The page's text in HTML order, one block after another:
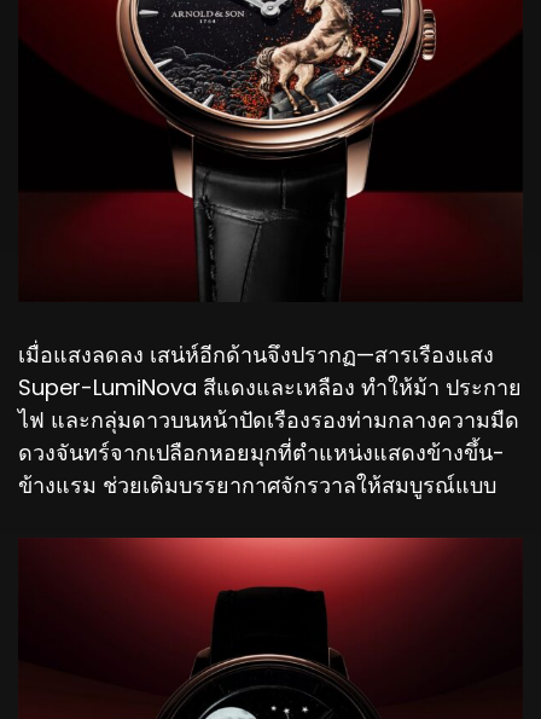
เมื่อแสงลดลง เสน่ห์อีกด้านจึงปรากฏ—สารเรืองแสง
Super-LumiNova สีแดงและเหลือง ทำให้ม้า ประกาย
ไฟ และกลุ่มดาวบนหน้าปัดเรืองรองท่ามกลางความมืด
ดวงจันทร์จากเปลือกหอยมุกที่ตำแหน่งแสดงข้างขึ้น-
ข้างแรม ช่วยเติมบรรยากาศจักรวาลให้สมบูรณ์แบบ